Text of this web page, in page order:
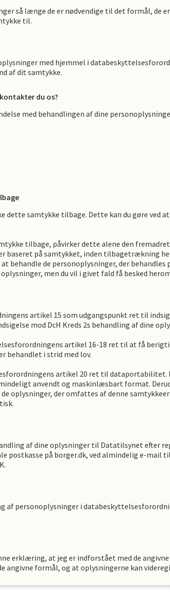
så længe de er nødvendige til det formål, de
til.
med hjemmel i
af dit samtykke.
du os?
med behandlingen af dine
dette samtykke tilbage. Dette kan du gøre ved
tilbage, påvirker dette alene den
baseret på samtykket, inden tilbagetrækning
behandle de personoplysninger, der
men du vil i givet fald få besked
artikel 15 som udgangspunkt ret til
mod DcH Kreds 2s behandling af dine
artikel 16-18 ret til at få
behandlet i strid med lov.
artikel 20 ret til
anvendt og maskinlæsbart format.
oplysninger, der omfattes af denne
af dine oplysninger til Datatilsynet efter
postkasse på borger.dk, ved almindelig e-
af personoplysninger i
erklæring, at jeg er indforstået med de
angivne formål, og at oplysningerne kan